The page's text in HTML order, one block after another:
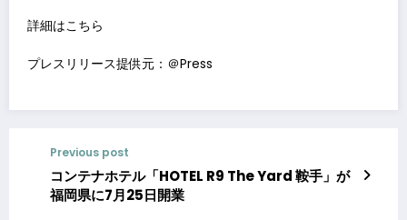
詳細はこちら
プレスリリース提供元：＠Press
Previous post
コンテナホテル「HOTEL R9 The Yard 鞍手」が
福岡県に7月25日開業